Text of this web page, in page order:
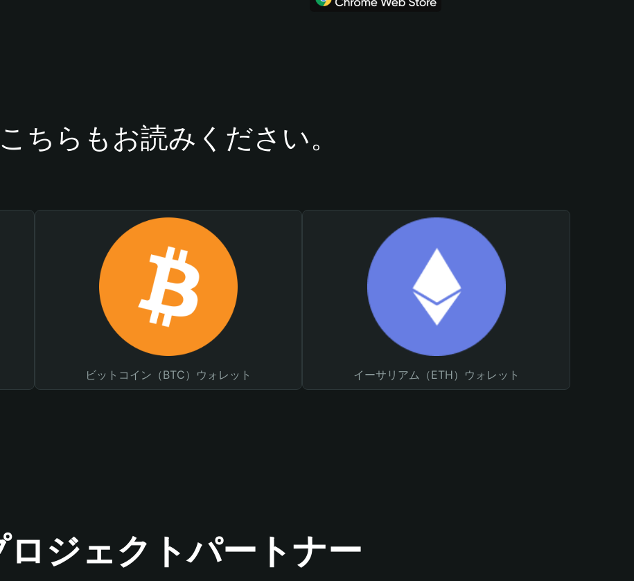
こちらもお読みください。
ビットコイン（BTC）ウォレット イーサリアム（ETH）ウォレット
ロジェクトパートナー